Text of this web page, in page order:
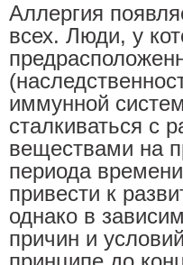
Аллергия
всех. Люди, у
иммунной
сталкиваться с
веществами на
периода
привести к
однако в
причин и